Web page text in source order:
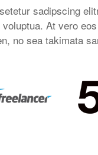
sadipscing
At vero
no sea takimata